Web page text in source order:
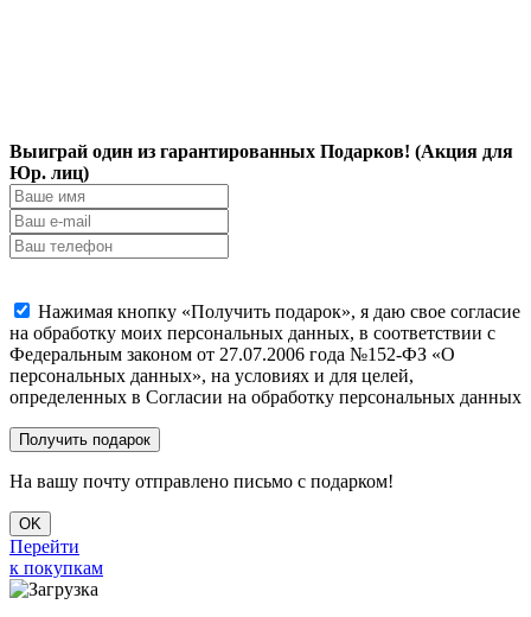
Выиграй один из гарантированных Подарков! (Акция для
Юр. лиц)
Нажимая кнопку «Получить подарок», я даю свое согласие
на обработку моих персональных данных, в соответствии с
Федеральным законом от 27.07.2006 года №152-ФЗ «О
персональных данных», на условиях и для целей,
определенных в Согласии на обработку персональных данных
На вашу почту отправлено письмо с подарком!
OK
Перейти
к покупкам